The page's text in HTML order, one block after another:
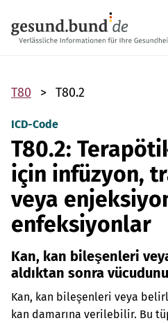
T80 T80.2
ICD-Code
T80.2:
için infüzyon,
veya
enfeksiyonlar
Kan, kan bileşenleri
aldıktan sonra
Kan, kan bileşenleri veya
kan damarına verilebilir. Bu